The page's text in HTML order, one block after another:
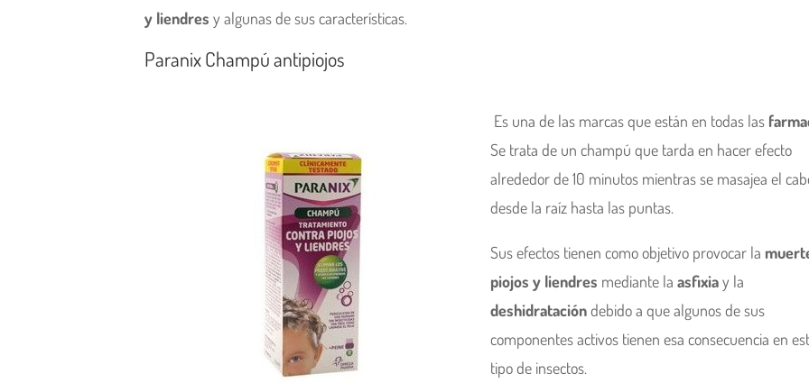
y liendres y algunas de sus características.
Paranix Champú antipiojos
Es una de las marcas que están en todas las
Se trata de un champú que tarda en hacer efecto
alrededor de 10 minutos mientras se masajea el
desde la raíz hasta las puntas.
Sus efectos tienen como objetivo provocar la
piojos y liendres mediante la asfixiay la
deshidratacióndebido a que algunos de sus
componentes activos tienen esa consecuencia en
tipo de insectos.